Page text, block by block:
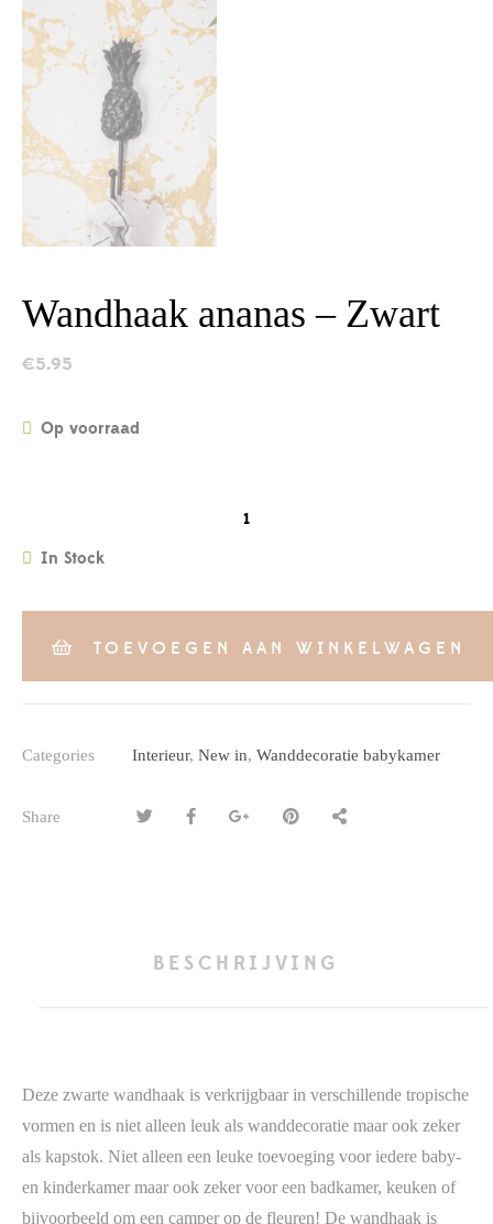
Wandhaak ananas – Zwart
€5.95
Op voorraad
In Stock
TOEVOEGEN AAN WINKELWAGEN
Categories Interieur, New in, Wanddecoratie babykamer
Share
BESCHRIJVING
Deze zwarte wandhaak is verkrijgbaar in verschillende tropische
vormen en is niet alleen leuk als wanddecoratie maar ook zeker
als kapstok. Niet alleen een leuke toevoeging voor iedere baby-
en kinderkamer maar ook zeker voor een badkamer, keuken of
bijvoorbeeld om een camper op de fleuren! De wandhaak is